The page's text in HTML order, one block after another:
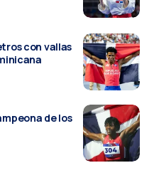
con vallas
de los